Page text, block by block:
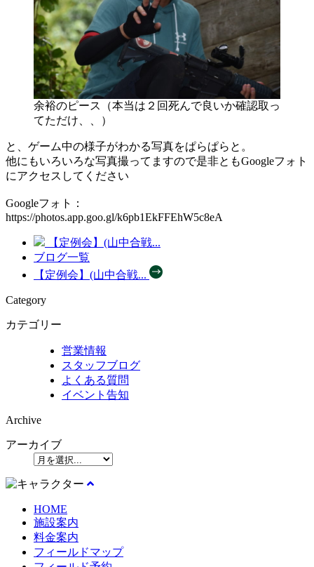
余裕のピース（本当は２回死んで良いか確認取っ
てただけ、、）
と、ゲーム中の様子がわかる写真をぱらぱらと。
他にもいろいろな写真撮ってますので是非ともGoogleフォト
にアクセスしてください
Googleフォト：
https://photos.app.goo.gl/k6pb1EkFFEhW5c8eA
【定例会】(山中合戦...
ブログ一覧
【定例会】(山中合戦...
Category
カテゴリー
営業情報
スタッフブログ
よくある質問
イベント告知
Archive
アーカイブ
HOME
施設案内
料金案内
フィールドマップ